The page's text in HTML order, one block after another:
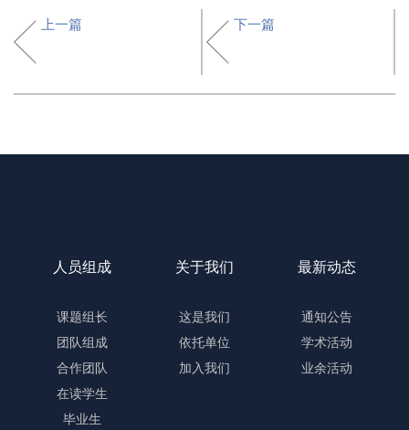
上一篇 下一篇
人员组成
课题组长
团队组成
合作团队
在读学生
毕业生
关于我们
这是我们
依托单位
加入我们
最新动态
通知公告
学术活动
业余活动